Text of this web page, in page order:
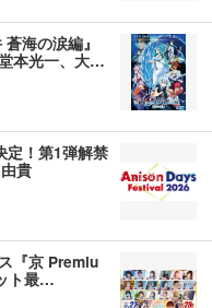
海の涙編』
本光一、大…
定！第1弾解禁
貴
『京 Premiu
ト最…